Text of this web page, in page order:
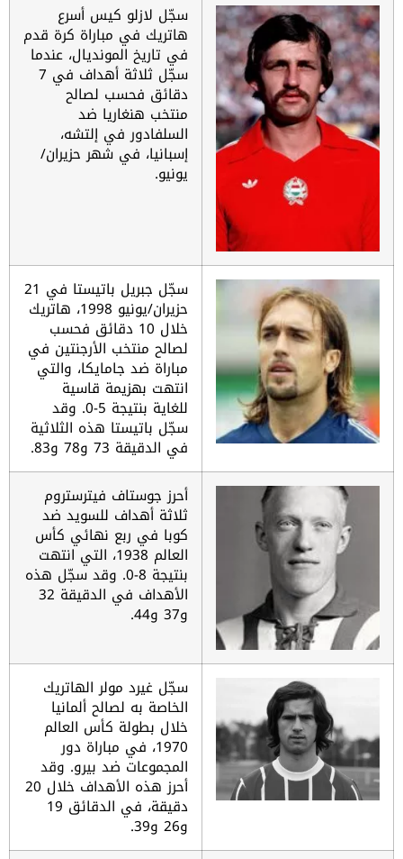
سجّل لازلو كيس أسرع
هاتريك في مباراة كرة قدم
في تاريخ المونديال، عندما
سجّل ثلاثة أهداف في 7
دقائق فحسب لصالح
منتخب هنغاريا ضد
السلفادور في إلتشه،
إسبانيا، في شهر حزيران/
يونيو.
سجّل جبريل باتيستا في 21
حزيران/يونيو 1998، هاتريك
خلال 10 دقائق فحسب
لصالح منتخب الأرجنتين في
مباراة ضد جامايكا، والتي
انتهت بهزيمة قاسية
للغاية بنتيجة 5-0. وقد
سجّل باتيستا هذه الثلاثية
في الدقيقة 73 و78 و83.
أحرز جوستاف فيترستروم
ثلاثة أهداف للسويد ضد
كوبا في ربع نهائي كأس
العالم 1938، التي انتهت
بنتيجة 8-0. وقد سجّل هذه
الأهداف في الدقيقة 32
و37 و 44.
سجّل غيرد مولر الهاتريك
الخاصة به لصالح ألمانيا
خلال بطولة كأس العالم
1970، في مباراة دور
المجموعات ضد بيرو. وقد
أحرز هذه الأهداف خلال 20
دقيقة، في الدقائق 19
و26 و39.